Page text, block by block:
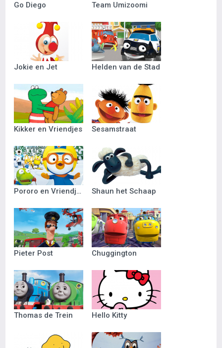
Go Diego Team Umizoomi
Jokie en Jet Helden van de Stad
Kikker en Vriendjes Sesamstraat
Pororo en Vriendjes Shaun het Schaap
Pieter Post Chuggington
Thomas de Trein Hello Kitty